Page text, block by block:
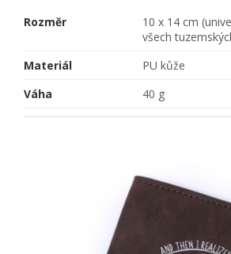
Rozměr
10 x 14 cm
všech
Materiál
PU kůže
Váha
40 g